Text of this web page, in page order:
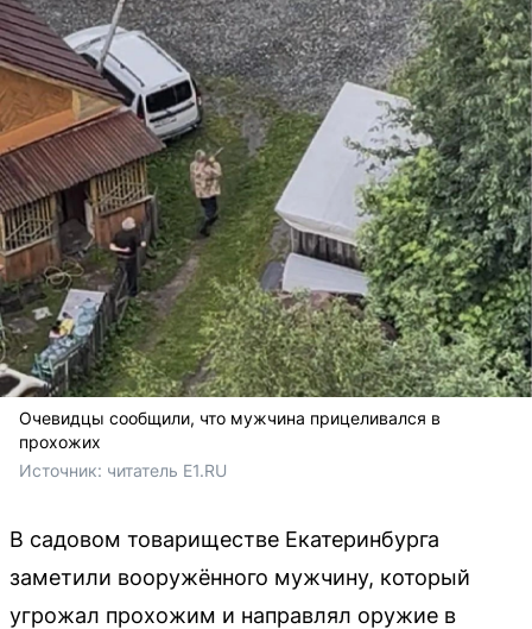
Очевидцы сообщили, что мужчина прицеливался в
прохожих
Источник: читатель E1.RU
В садовом товариществе Екатеринбурга
заметили вооружённого мужчину, который
угрожал прохожим и направлял оружие в